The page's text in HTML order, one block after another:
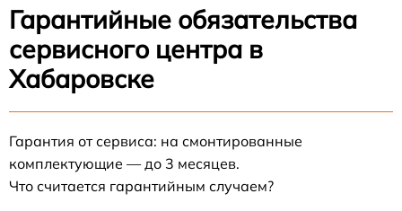
Гарантийные обязательства
сервисного центра в
Хабаровске
Гарантия от сервиса: на смонтированные
комплектующие — до 3 месяцев.
Что считается гарантийным случаем?